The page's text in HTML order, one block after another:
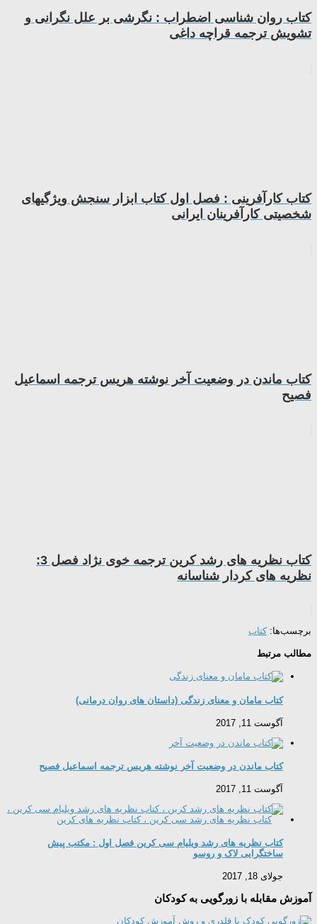
کتاب روان شناسی اضطراب : نگرشی بر علل نگرانی و
تشویش ترجمه قراچه داغی
کتاب کارآفرینی : فصل اول کتاب ابزار سنجش ویژگیهای
شخصیتی کارآفرینان ایرانی
کتاب ماندن در وضعیت آخر نوشته هریس ترجمه اسماعیل
فصیح
کتاب نظریه های رشد کرین ترجمه خوی نژاد فصل 3:
نظریه های کردار شناسانه
برچسب‌ها: کتاب
مطالب مرتبط
کتاب مامان و معنای زندگی (داستان های روان درمانی)
آگوست 11, 2017
کتاب ماندن در وضعیت آخر نوشته هریس ترجمه اسماعیل فصیح
آگوست 11, 2017
کتاب نظریه های رشد ویلیام سی کرین فصل اول : مکتب پیش
ساختگرایی لاک و روسو
جولای 18, 2017
آموزش مقابله با زورگویی به کودکان